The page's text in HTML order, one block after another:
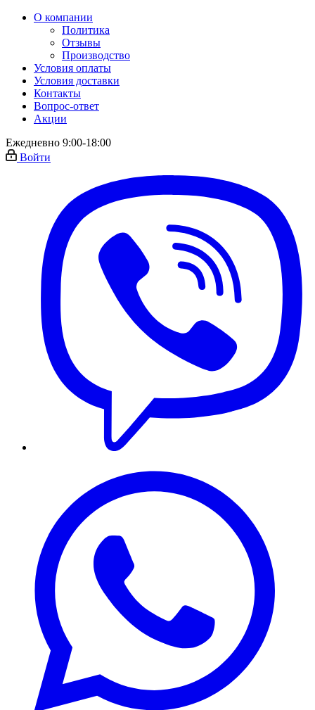
О компании
Политика
Отзывы
Производство
Условия оплаты
Условия доставки
Контакты
Вопрос-ответ
Акции
Ежедневно 9:00-18:00
Войти